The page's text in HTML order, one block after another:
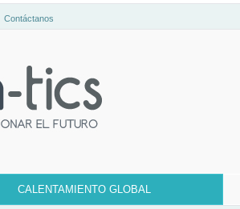
Contáctanos
CALENTAMIENTO GLOBAL